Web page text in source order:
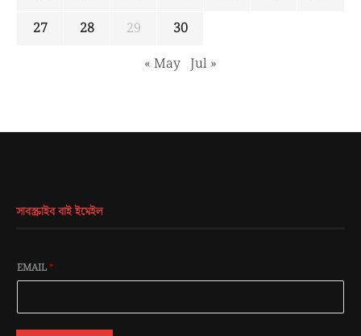
27
28 29
30
« May Jul »
সাবস্ক্রাইব বাই ইমেইল
EMAIL*